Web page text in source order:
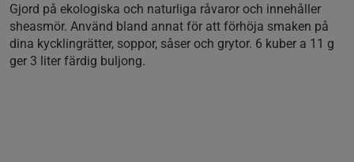
Gjord på ekologiska och naturliga råvaror och innehåller
sheasmör. Använd bland annat för att förhöja smaken på
dina kycklingrätter, soppor, såser och grytor. 6 kuber a 11 g
ger 3 liter färdig buljong.